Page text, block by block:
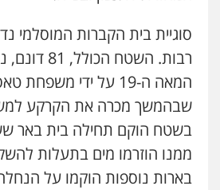
סוגיית בית הקברות המוסלמי
רבות. השטח
המאה ה-19 על ידי
שבהמשך מכרה את הקרקע
בשטח הוקם תחילה בית באר
ממנו הוזרמו מים בתעלות
בארות נוספות הוקמו על